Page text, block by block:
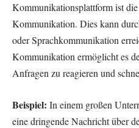
Kommunikationsplattform ist
Kommunikation. Dies kann
oder Sprachkommunikation
Kommunikation ermöglicht es
Anfragen zu reagieren und
Beispiel: In einem großen
eine dringende Nachricht über